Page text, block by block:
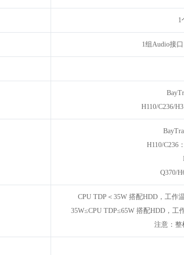
1
1组Audio接
H110/C236/
H110/C236
Q370/
CPU TDP＜35W 搭配HDD，工
35W≤CPU TDP≤65W 搭配HDD，
注意：整